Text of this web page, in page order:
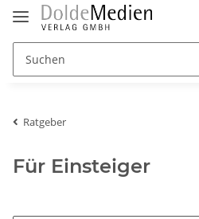
Ratgeber
Für Einsteiger